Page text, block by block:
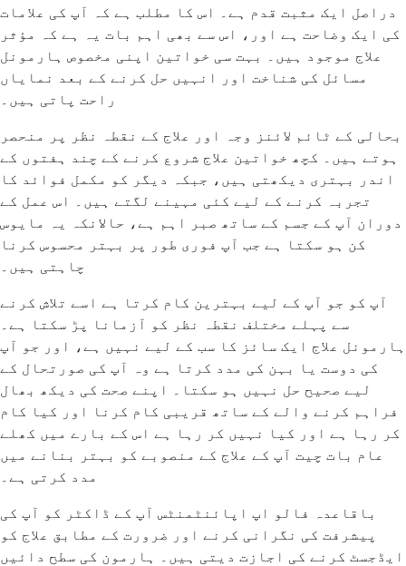
دراصل ایک مثبت قدم ہے۔ اس کا مطلب ہے کہ آپ کی علامات
کی ایک وضاحت ہے اور، اس سے بھی اہم بات یہ ہے کہ مؤثر
علاج موجود ہیں۔ بہت سی خواتین اپنی مخصوص ہارمونل
مسائل کی شناخت اور انہیں حل کرنے کے بعد نمایاں
راحت پاتی ہیں۔
بحالی کے ٹائم لائنز وجہ اور علاج کے نقطہ نظر پر منحصر
ہوتے ہیں۔ کچھ خواتین علاج شروع کرنے کے چند ہفتوں کے
اندر بہتری دیکھتی ہیں، جبکہ دیگر کو مکمل فوائد کا
تجربہ کرنے کے لیے کئی مہینے لگتے ہیں۔ اس عمل کے
دوران آپ کے جسم کے ساتھ صبر اہم ہے، حالانکہ یہ مایوس
کن ہو سکتا ہے جب آپ فوری طور پر بہتر محسوس کرنا
چاہتی ہیں۔
آپ کو جو آپ کے لیے بہترین کام کرتا ہے اسے تلاش کرنے
سے پہلے مختلف نقطہ نظر کو آزمانا پڑ سکتا ہے۔
ہارمونل علاج ایک سائز کا سب کے لیے نہیں ہے، اور جو آپ
کی دوست یا بہن کی مدد کرتا ہے وہ آپ کی صورتحال کے
لیے صحیح حل نہیں ہو سکتا۔ اپنے صحت کی دیکھ بھال
فراہم کرنے والے کے ساتھ قریبی کام کرنا اور کیا کام
کر رہا ہے اور کیا نہیں کر رہا ہے اس کے بارے میں کھلے
عام بات چیت آپ کے علاج کے منصوبے کو بہتر بنانے میں
مدد کرتی ہے۔
باقاعدہ فالو اپ اپائنٹمنٹس آپ کے ڈاکٹر کو آپ کی
پیشرفت کی نگرانی کرنے اور ضرورت کے مطابق علاج کو
ایڈجسٹ کرنے کی اجازت دیتی ہیں۔ ہارمون کی سطح دائیں